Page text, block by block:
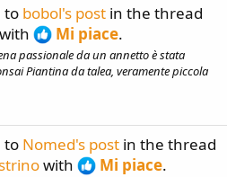
to bobol's post in the thread
with Mi piace.
passionale da un annetto è stata
Piantina da talea, veramente piccola
to Nomed's post in the thread
with Mi piace.